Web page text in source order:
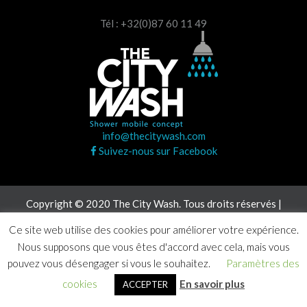
Tél : +32(0)87 60 11 49
info@thecitywash.com
Suivez-nous sur Facebook
Copyright © 2020 The City Wash. Tous droits réservés |
Ce site web utilise des cookies pour améliorer votre expérience.
Nous supposons que vous êtes d'accord avec cela, mais vous
pouvez vous désengager si vous le souhaitez.
Paramètres des
cookies
ACCEPTER En savoir plus